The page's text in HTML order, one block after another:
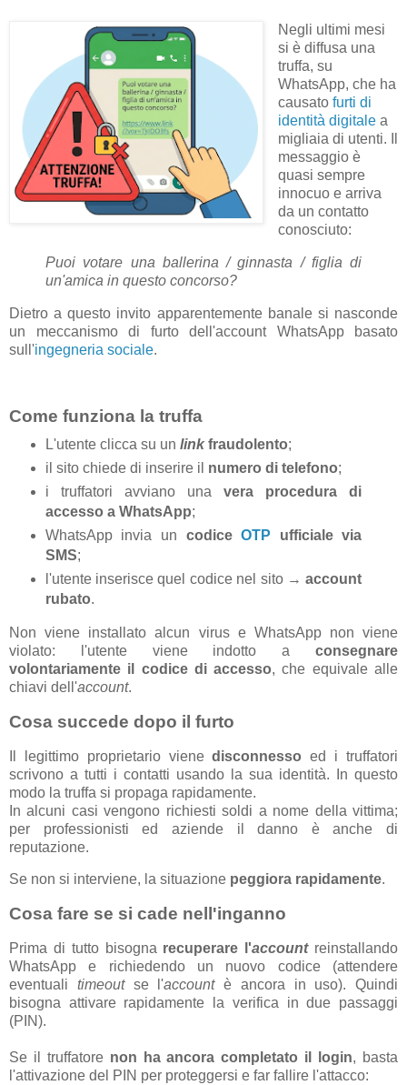
Negli ultimi mesi
si è diffusa una
truffa, su
WhatsApp, che ha
causato furti di
identità digitalea
migliaia di utenti. Il
messaggio è
quasi sempre
innocuo e arriva
da un contatto
conosciuto:
Puoi votare una ballerina / ginnasta / figlia di
un'amica in questo concorso?
Dietro a questo invito apparentemente banale si nasconde
un meccanismo di furto dell'account WhatsApp basato
sull'ingegneria sociale.
Come funziona la truffa
L'utente clicca su un linkfraudolento;
il sito chiede di inserire il numero di telefono;
i truffatori avviano unavera procedura di
accesso a WhatsApp;
WhatsApp invia un codiceOTP ufficiale via
SMS;
l'utente inserisce quel codice nel sito →account
rubato.
Non viene installato alcun virus e WhatsApp non viene
violato: l'utente viene indotto a consegnare
volontariamente il codice di accesso, che equivale alle
chiavi dell'account.
Cosa succede dopo il furto
Il legittimo proprietario vienedisconnesso ed i truffatori
scrivono a tutti i contatti usando la sua identità. In questo
modo la truffa si propaga rapidamente.
In alcuni casi vengono richiesti soldi a nome della vittima;
per professionisti ed aziende il danno è anche di
reputazione.
Se non si interviene, la situazione peggiora rapidamente.
Cosa fare se si cade nell'inganno
Prima di tutto bisogna recuperare l'accountreinstallando
WhatsApp e richiedendo un nuovo codice (attendere
eventuali timeoutse l'accountè ancora in uso). Quindi
bisogna attivare rapidamente la verifica in due passaggi
(PIN).
Se il truffatore non ha ancora completato il login, basta
l'attivazione del PIN per proteggersi e far fallire l'attacco: